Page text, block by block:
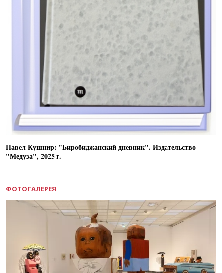
Павел Кушнир: "Биробиджанский дневник". Издательство
"Медуза", 2025 г.
ФОТОГАЛЕРЕЯ